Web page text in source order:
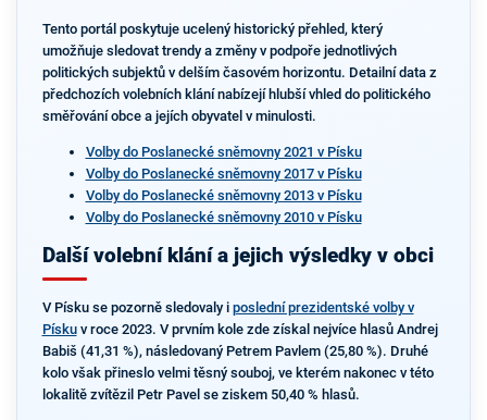
Tento portál poskytuje ucelený historický přehled, který
umožňuje sledovat trendy a změny v podpoře jednotlivých
politických subjektů v delším časovém horizontu. Detailní data z
předchozích volebních klání nabízejí hlubší vhled do politického
směřování obce a jejích obyvatel v minulosti.
Volby do Poslanecké sněmovny 2021 v Písku
Volby do Poslanecké sněmovny 2017 v Písku
Volby do Poslanecké sněmovny 2013 v Písku
Volby do Poslanecké sněmovny 2010 v Písku
Další volební klání a jejich výsledky v obci
V Písku se pozorně sledovaly i poslední prezidentské volby v
Pískuv roce 2023. V prvním kole zde získal nejvíce hlasů Andrej
Babiš (41,31 %), následovaný Petrem Pavlem (25,80 %). Druhé
kolo však přineslo velmi těsný souboj, ve kterém nakonec v této
lokalitě zvítězil Petr Pavel se ziskem 50,40 % hlasů.